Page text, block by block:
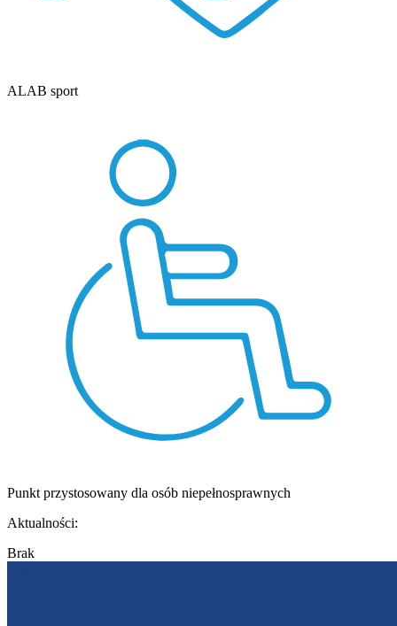
ALAB sport
Punkt przystosowany dla osób niepełnosprawnych
Aktualności:
Brak